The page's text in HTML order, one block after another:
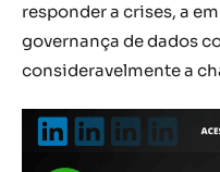
responder a crises, a
governança de dados
consideravelmente a